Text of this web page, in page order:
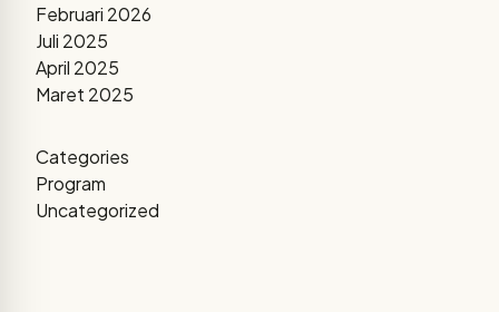
Februari 2026
Juli 2025
April 2025
Maret 2025
Categories
Program
Uncategorized